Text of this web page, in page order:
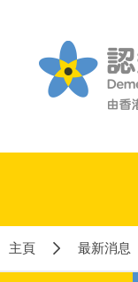
主頁 最新消息